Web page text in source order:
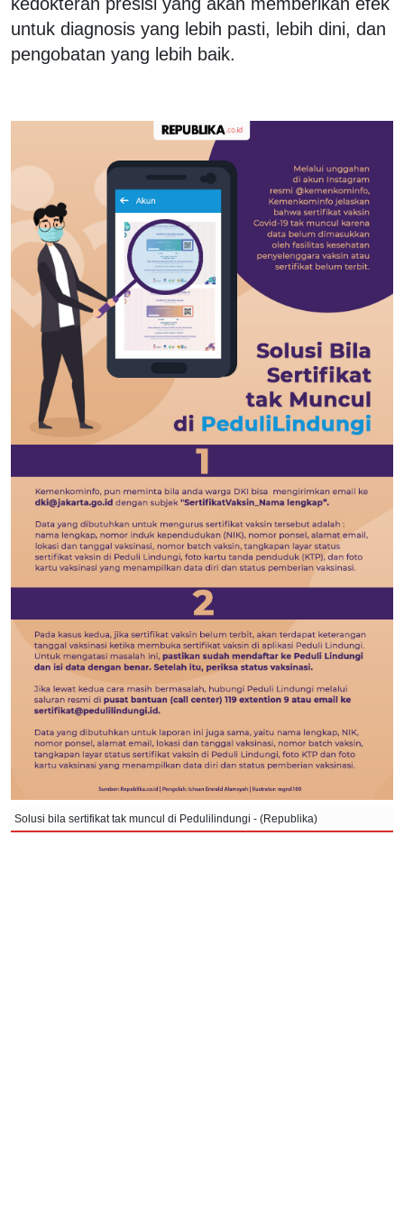
untuk diagnosis yang lebih pasti, lebih dini, dan
pengobatan yang lebih baik.
Solusi bila sertifikat tak muncul di Pedulilindungi - (Republika)